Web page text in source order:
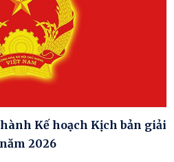
Kế hoạch Kịch bản giải
2026